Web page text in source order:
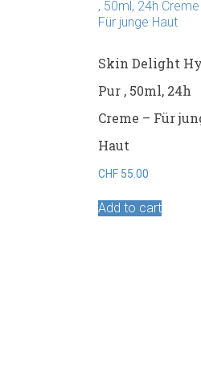
Skin Delight
Pur , 50ml, 24h
Creme – Für
Haut
CHF 55.00
Add to cart